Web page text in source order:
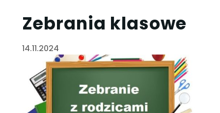
Zebrania klasowe
14.11.2024